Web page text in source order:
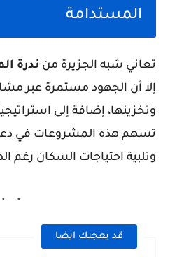
المستدامة
تعاني شبه الجزيرة من ندرة
إلا أن الجهود مستمرة عبر
وتخزينها، إضافة إلى
تسهم هذه المشروعات في دعم
وتلبية احتياجات السكان رغم
قد يعجبك ايضا